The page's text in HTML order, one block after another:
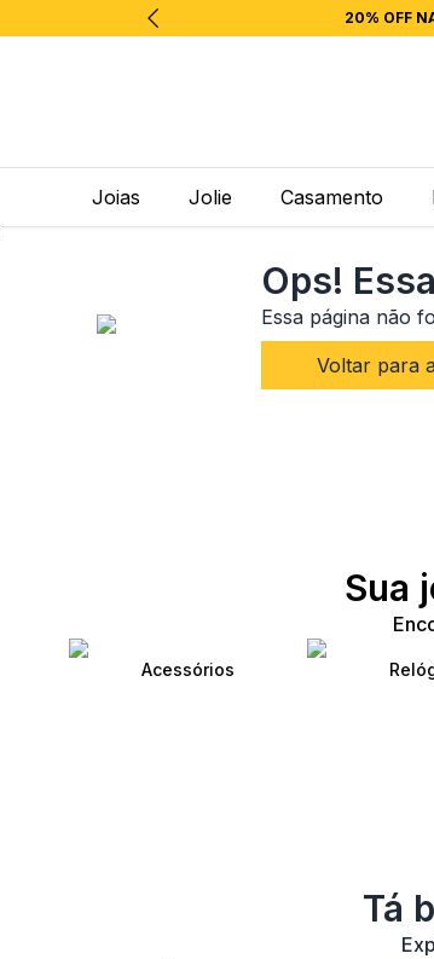
20% OFF
Joias Jolie Casamento
Ops!
Essa página não
Voltar para
Sua
Acessórios
Tá